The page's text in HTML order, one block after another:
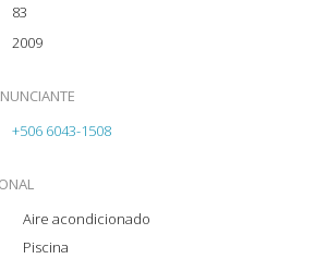
83
2009
+506 6043-1508
Aire acondicionado
Piscina